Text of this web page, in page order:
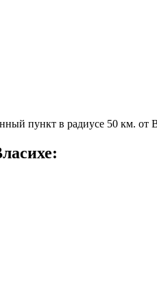
пункт в радиусе 50 км. от